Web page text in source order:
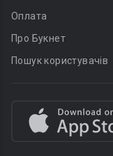
Оплата
Про Букнет
Пошук користувачів